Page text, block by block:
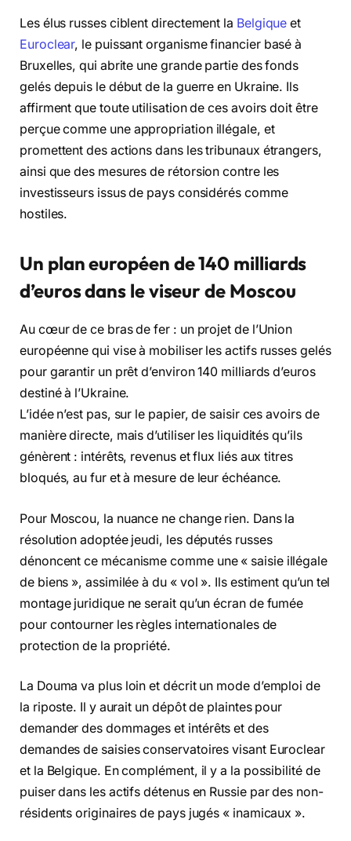
Les élus russes ciblent directement la Belgique et
Euroclear, le puissant organisme financier basé à
Bruxelles, qui abrite une grande partie des fonds
gelés depuis le début de la guerre en Ukraine. Ils
affirment que toute utilisation de ces avoirs doit être
perçue comme une appropriation illégale, et
promettent des actions dans les tribunaux étrangers,
ainsi que des mesures de rétorsion contre les
investisseurs issus de pays considérés comme
hostiles.
Un plan européen de 140 milliards
d’euros dans le viseur de Moscou
Au cœur de ce bras de fer : un projet de l’Union
européenne qui vise à mobiliser les actifs russes gelés
pour garantir un prêt d’environ 140 milliards d’euros
destiné à l’Ukraine.
L’idée n’est pas, sur le papier, de saisir ces avoirs de
manière directe, mais d’utiliser les liquidités qu’ils
génèrent : intérêts, revenus et flux liés aux titres
bloqués, au fur et à mesure de leur échéance.
Pour Moscou, la nuance ne change rien. Dans la
résolution adoptée jeudi, les députés russes
dénoncent ce mécanisme comme une « saisie illégale
de biens », assimilée à du « vol ». Ils estiment qu’un tel
montage juridique ne serait qu’un écran de fumée
pour contourner les règles internationales de
protection de la propriété.
La Douma va plus loin et décrit un mode d’emploi de
la riposte. Il y aurait un dépôt de plaintes pour
demander des dommages et intérêts et des
demandes de saisies conservatoires visant Euroclear
et la Belgique. En complément, il y a la possibilité de
puiser dans les actifs détenus en Russie par des non-
résidents originaires de pays jugés « inamicaux ».